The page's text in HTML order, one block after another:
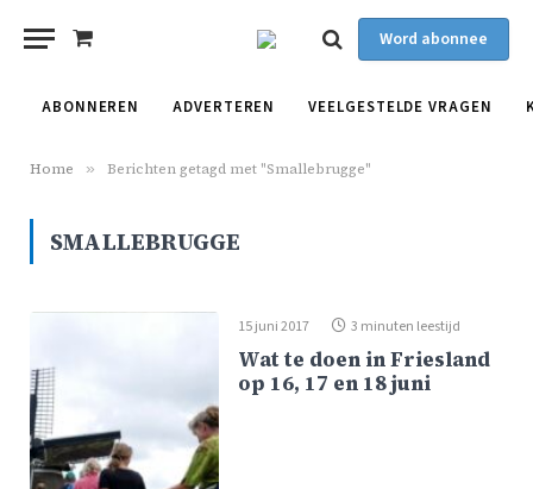
Shopping
Word abonnee
ABONNEREN ADVERTEREN VEELGESTELDE VRAGEN
Home » Berichten getagd met "Smallebrugge"
SMALLEBRUGGE
15 juni 2017 3 minuten leestijd
Wat te doen in Friesland
op 16, 17 en 18 juni